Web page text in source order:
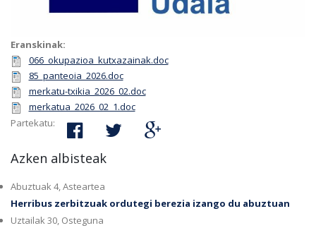
Eranskinak:
066_okupazioa_kutxazainak.doc
85_panteoia_2026.doc
merkatu-txikia_2026_02.doc
merkatua_2026_02_1.doc
Partekatu:
Azken albisteak
Abuztuak 4, Asteartea
Herribus zerbitzuak ordutegi berezia izango du abuztuan
Uztailak 30, Osteguna